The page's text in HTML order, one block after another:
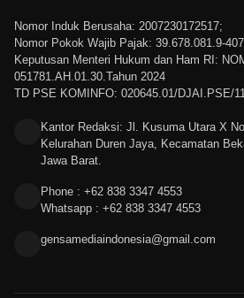
Nomor Induk Berusaha: 2007230172517;
Nomor Pokok Wajib Pajak: 39.678.081.9-
Keputusan Menteri Hukum dan Ham RI:
051781.AH.01.30.Tahun 2024
TD PSE KOMINFO: 020645.01/DJAI.PSE/
Kantor Redaksi: Jl. Kusuma Utara X
Kelurahan Duren Jaya, Kecamatan
Jawa Barat.
Phone : +62 838 3347 4553
Whatsapp : +62 838 3347 4553
gensamediaindonesia@gmail.com